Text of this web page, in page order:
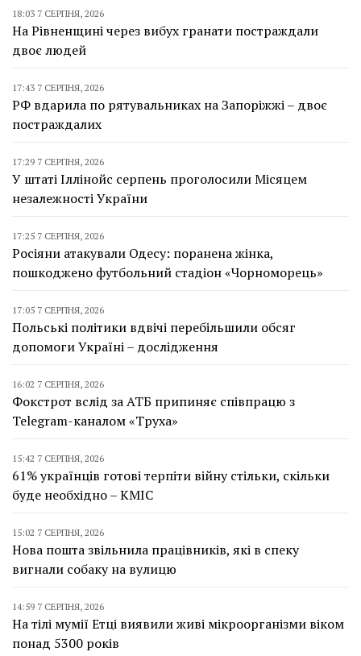
18:03 7 СЕРПНЯ, 2026
На Рівненщині через вибух гранати постраждали
двоє людей
17:43 7 СЕРПНЯ, 2026
РФ вдарила по рятувальниках на Запоріжжі – двоє
постраждалих
17:29 7 СЕРПНЯ, 2026
У штаті Іллінойс серпень проголосили Місяцем
незалежності України
17:25 7 СЕРПНЯ, 2026
Росіяни атакували Одесу: поранена жінка,
пошкоджено футбольний стадіон «Чорноморець»
17:05 7 СЕРПНЯ, 2026
Польські політики вдвічі перебільшили обсяг
допомоги Україні – дослідження
16:02 7 СЕРПНЯ, 2026
Фокстрот вслід за АТБ припиняє співпрацю з
Telegram-каналом «Труха»
15:42 7 СЕРПНЯ, 2026
61% українців готові терпіти війну стільки, скільки
буде необхідно – КМІС
15:02 7 СЕРПНЯ, 2026
Нова пошта звільнила працівників, які в спеку
вигнали собаку на вулицю
14:59 7 СЕРПНЯ, 2026
На тілі мумії Етці виявили живі мікроорганізми віком
понад 5300 років